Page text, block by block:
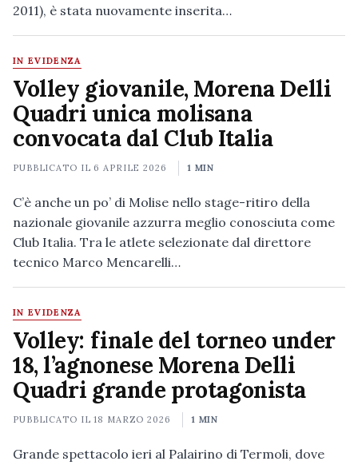
2011), è stata nuovamente inserita…
IN EVIDENZA
Volley giovanile, Morena Delli
Quadri unica molisana
convocata dal Club Italia
PUBBLICATO IL 6 APRILE 2026 1 MIN
C’è anche un po’ di Molise nello stage-ritiro della
nazionale giovanile azzurra meglio conosciuta come
Club Italia. Tra le atlete selezionate dal direttore
tecnico Marco Mencarelli…
IN EVIDENZA
Volley: finale del torneo under
18, l’agnonese Morena Delli
Quadri grande protagonista
PUBBLICATO IL18 MARZO 2026 1 MIN
Grande spettacolo ieri al Palairino di Termoli, dove